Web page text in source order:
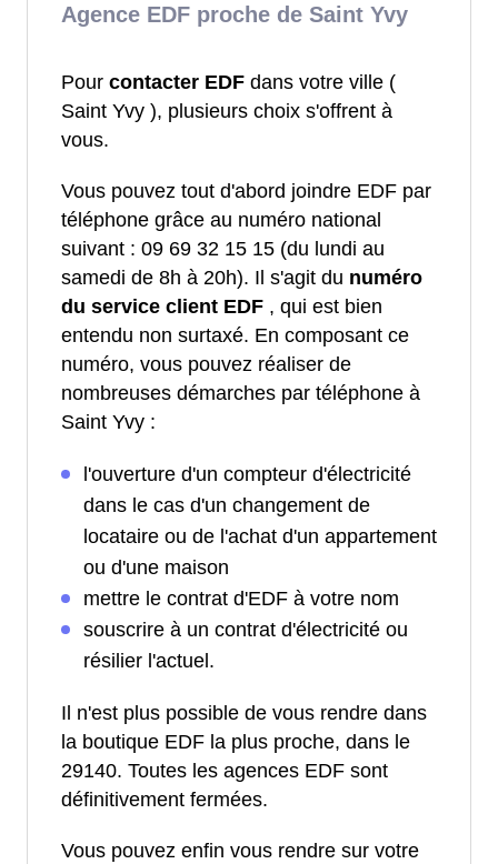
Agence EDF proche de Saint Yvy
Pour contacter EDF dans votre ville (
Saint Yvy ), plusieurs choix s'offrent à
vous.
Vous pouvez tout d'abord joindre EDF par
téléphone grâce au numéro national
suivant : 09 69 32 15 15 (du lundi au
samedi de 8h à 20h). Il s'agit du numéro
du service client EDF , qui est bien
entendu non surtaxé. En composant ce
numéro, vous pouvez réaliser de
nombreuses démarches par téléphone à
Saint Yvy :
l'ouverture d'un compteur d'électricité
dans le cas d'un changement de
locataire ou de l'achat d'un appartement
ou d'une maison
mettre le contrat d'EDF à votre nom
souscrire à un contrat d'électricité ou
résilier l'actuel.
Il n'est plus possible de vous rendre dans
la boutique EDF la plus proche, dans le
29140. Toutes les agences EDF sont
définitivement fermées.
Vous pouvez enfin vous rendre sur votre